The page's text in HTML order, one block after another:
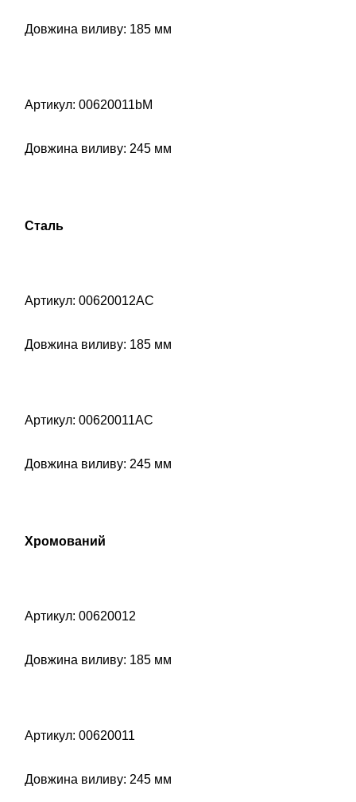
Довжина виливу: 185 мм
Артикул: 00620011bM
Довжина виливу: 245 мм
Сталь
Артикул: 00620012AC
Довжина виливу: 185 мм
Артикул: 00620011AC
Довжина виливу: 245 мм
Хромований
Артикул: 00620012
Довжина виливу: 185 мм
Артикул: 00620011
Довжина виливу: 245 мм